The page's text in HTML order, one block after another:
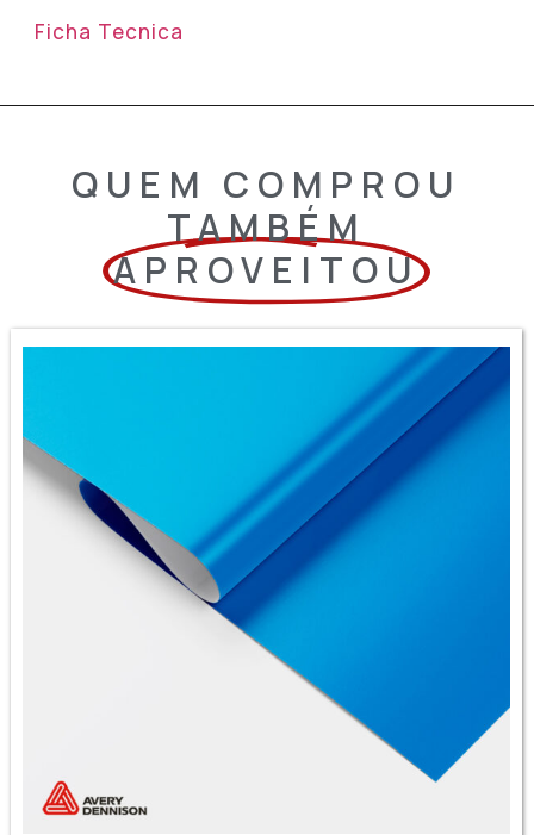
Ficha Tecnica
QUEM COMPROU
TAMBÉM
APROVEITOU